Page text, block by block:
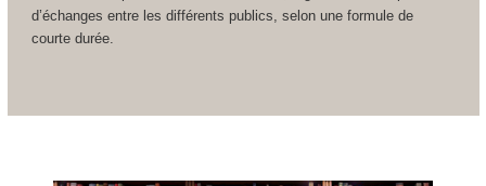
d’échanges entre les différents publics, selon une formule de
courte durée.